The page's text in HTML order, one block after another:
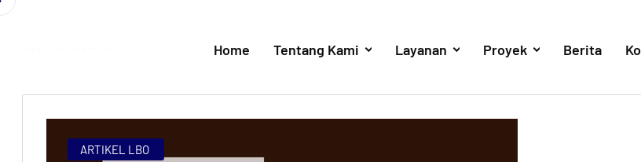
Home Tentang Kami Layanan Proyek Berita
ARTIKEL LBO